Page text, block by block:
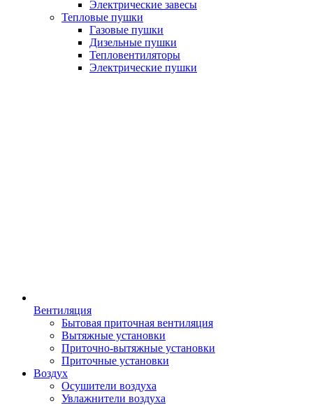
Электрические завесы
Тепловые пушки
Газовые пушки
Дизельные пушки
Тепловентиляторы
Электрические пушки
Вентиляция
Бытовая приточная вентиляция
Вытяжные установки
Приточно-вытяжные установки
Приточные установки
Воздух
Осушители воздуха
Увлажнители воздуха